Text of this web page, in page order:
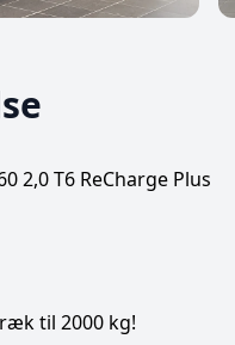
2,0 T6 ReCharge Plus
til 2000 kg!